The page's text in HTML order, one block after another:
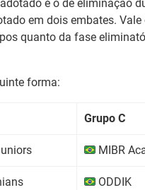
é o de eliminação
em dois embates.
quanto da fase
forma:
Grupo C
MIBR
ODDIK